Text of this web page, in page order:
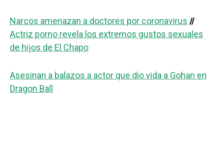
Narcos amenazan a doctores por coronavirus //
Actriz porno revela los extremos gustos sexuales
de hijos de El Chapo
Asesinan a balazos a actor que dio vida a Gohan en
Dragon Ball